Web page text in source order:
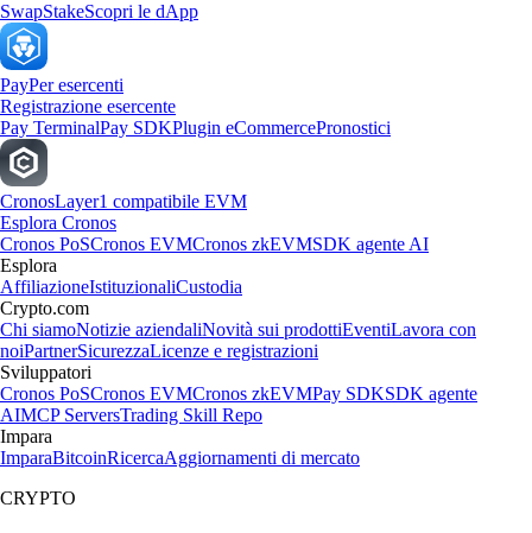
SwapStakeScopri le dApp
PayPer esercenti
Registrazione esercente
Pay TerminalPay SDKPlugin eCommercePronostici
CronosLayer1 compatibile EVM
Esplora Cronos
Cronos PoSCronos EVMCronos zkEVMSDK agente AI
Esplora
AffiliazioneIstituzionaliCustodia
Crypto.com
Chi siamoNotizie aziendaliNovità sui prodottiEventiLavora con
noiPartnerSicurezzaLicenze e registrazioni
Sviluppatori
Cronos PoSCronos EVMCronos zkEVMPay SDKSDK agente
AIMCP ServersTrading Skill Repo
Impara
ImparaBitcoinRicercaAggiornamenti di mercato
CRYPTO